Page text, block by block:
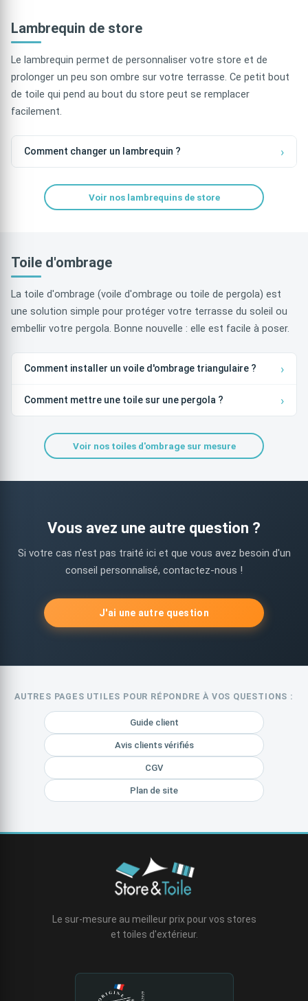
Lambrequin de store
Le lambrequin permet de personnaliser votre store et de
prolonger un peu son ombre sur votre terrasse. Ce petit bout
de toile qui pend au bout du store peut se remplacer
facilement.
Comment changer un lambrequin ?
Voir nos lambrequins de store
Toile d'ombrage
La toile d'ombrage (voile d'ombrage ou toile de pergola) est
une solution simple pour protéger votre terrasse du soleil ou
embellir votre pergola. Bonne nouvelle : elle est facile à poser.
Comment installer un voile d'ombrage triangulaire ?
Comment mettre une toile sur une pergola ?
Voir nos toiles d'ombrage sur mesure
Vous avez une autre question ?
Si votre cas n'est pas traité ici et que vous avez besoin d'un
conseil personnalisé, contactez-nous !
J'ai une autre question
AUTRES PAGES UTILES POUR RÉPONDRE À VOS QUESTIONS :
Guide client
Avis clients vérifiés
CGV
Plan de site
Le sur-mesure au meilleur prix pour vos stores
et toiles d'extérieur.